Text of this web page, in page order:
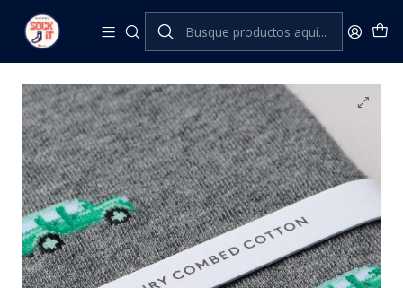
Inicio The London Sock Exchange Globetrotting
THE MOTOR